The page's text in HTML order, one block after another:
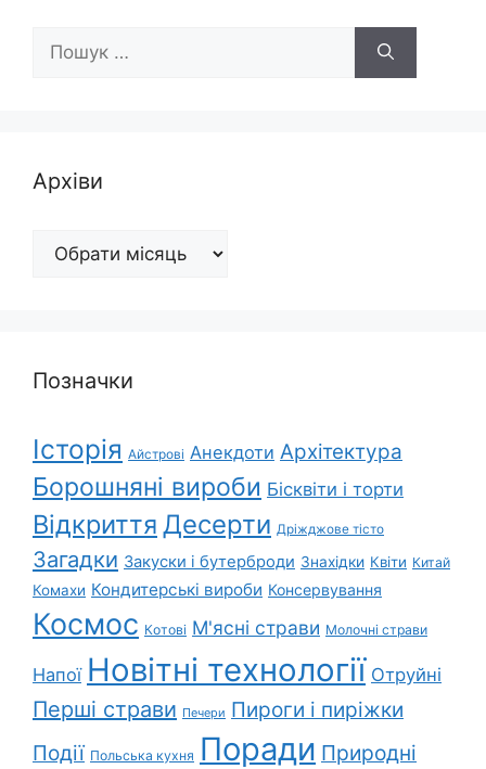
Архіви
Архіви
Позначки
Історія Айстрові Анекдоти Архітектура
Борошняні вироби Бісквіти і торти
Відкриття Десерти Дріжджове тісто
Загадки Закуски і бутерброди Знахідки Квіти Китай
Комахи Кондитерські вироби Консервування
Космос Котові М'ясні страви Молочні страви
Напої Новітні технології Отруйні
Перші страви Печери Пироги і пиріжки
Події Польська кухня Поради Природні